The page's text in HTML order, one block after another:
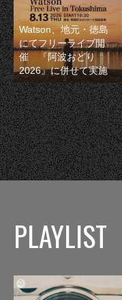
Watson、地元・徳島
にてフリーライブ開
催 『阿波おどり
2026』に併せて実施
PLAYLIST